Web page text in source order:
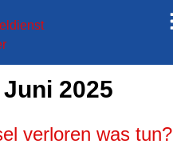
Juni 2025
verloren was tun?